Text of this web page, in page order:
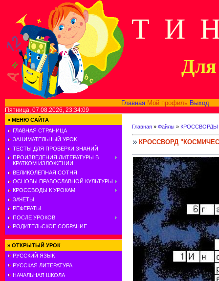
Т И
Для
Главная Мой профиль Выход
Пятница, 07.08.2026, 23:34:09
» МЕНЮ САЙТА
ГЛАВНАЯ СТРАНИЦА
ЗАНИМАТЕЛЬНЫЙ УРОК
ТЕСТЫ ДЛЯ ПРОВЕРКИ ЗНАНИЙ
ПРОИЗВЕДЕНИЯ ЛИТЕРАТУРЫ В
КРАТКОМ ИЗЛОЖЕНИИ
ВЕЛИКОЛЕПНАЯ СОТНЯ
ОСНОВЫ ПРАВОСЛАВНОЙ КУЛЬТУРЫ
КРОССВОДЫ К УРОКАМ
ЗАЧЕТЫ
РЕФЕРАТЫ
ПОСЛЕ УРОКОВ
РОДИТЕЛЬСКОЕ СОБРАНИЕ
» ОТКРЫТЫЙ УРОК
РУССКИЙ ЯЗЫК
РУССКАЯ ЛИТЕРАТУРА
НАЧАЛЬНАЯ ШКОЛА
Главная » Файлы » КРОССВОРДЫ
КРОССВОРД